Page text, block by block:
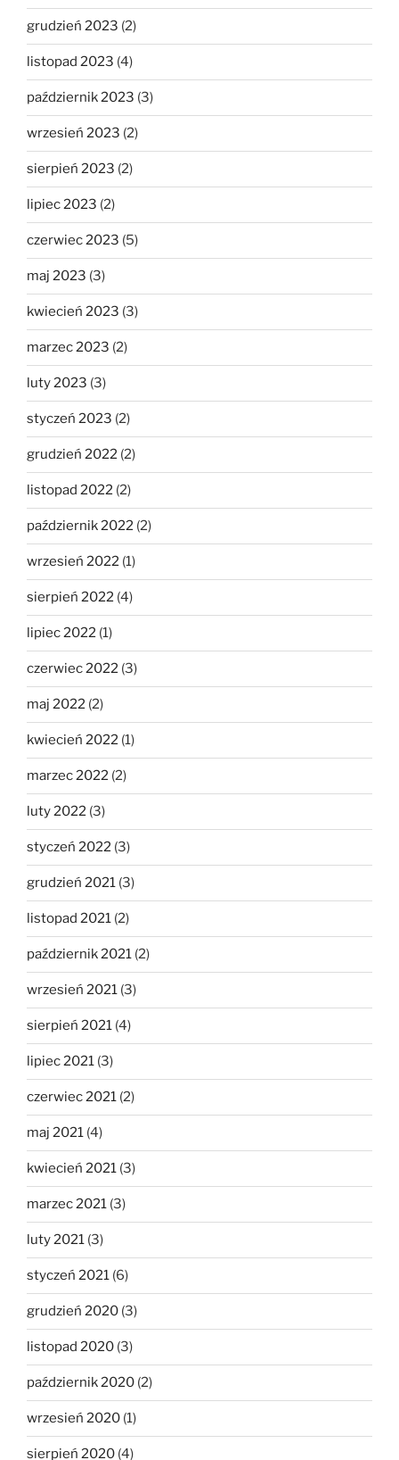
grudzień 2023 (2)
listopad 2023 (4)
październik 2023 (3)
wrzesień 2023 (2)
sierpień 2023 (2)
lipiec 2023 (2)
czerwiec 2023 (5)
maj 2023 (3)
kwiecień 2023 (3)
marzec 2023 (2)
luty 2023 (3)
styczeń 2023 (2)
grudzień 2022 (2)
listopad 2022 (2)
październik 2022 (2)
wrzesień 2022 (1)
sierpień 2022 (4)
lipiec 2022 (1)
czerwiec 2022 (3)
maj 2022 (2)
kwiecień 2022 (1)
marzec 2022 (2)
luty 2022 (3)
styczeń 2022 (3)
grudzień 2021 (3)
listopad 2021 (2)
październik 2021 (2)
wrzesień 2021 (3)
sierpień 2021 (4)
lipiec 2021 (3)
czerwiec 2021 (2)
maj 2021 (4)
kwiecień 2021 (3)
marzec 2021 (3)
luty 2021 (3)
styczeń 2021 (6)
grudzień 2020 (3)
listopad 2020 (3)
październik 2020 (2)
wrzesień 2020 (1)
sierpień 2020 (4)